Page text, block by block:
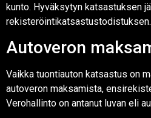
kunto. Hyväksytyn katsastuksen
rekisteröintikatsastustodistuksen.
Autoveron
Vaikka tuontiauton katsastus on
autoveron maksamista,
Verohallinto on antanut luvan eli